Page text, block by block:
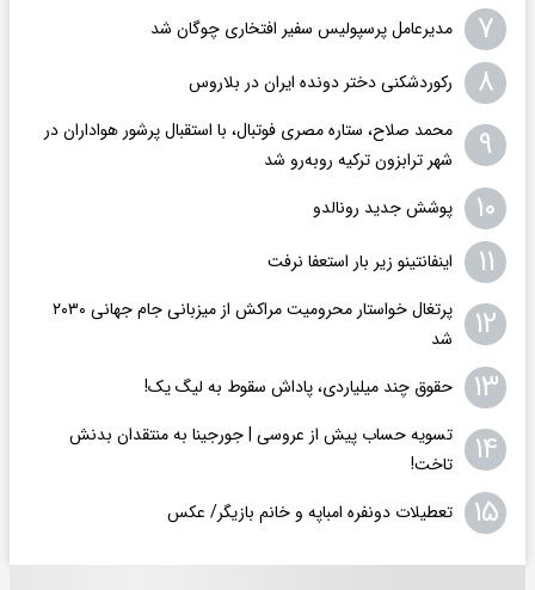
۷ مدیرعامل پرسپولیس سفیر افتخاری چوگان شد
۸ رکوردشکنی دختر دونده ایران در بلاروس
۹
محمد صلاح، ستاره مصری فوتبال، با استقبال پرشور هواداران در
شهر ترابزون ترکیه روبه‌رو شد
۱۰ پوشش جدید رونالدو
۱۱ اینفانتینو زیر بار استعفا نرفت
۱۲
پرتغال خواستار محرومیت مراکش از میزبانی جام جهانی ۲۰۳۰
شد
۱۳ حقوق چند میلیاردی، پاداش سقوط به لیگ یک!
۱۴
تسویه حساب پیش از عروسی | جورجینا به منتقدان بدنش
تاخت!
۱۵ تعطیلات دونفره امباپه و خانم بازیگر/ عکس